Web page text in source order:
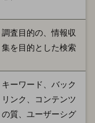
調査目的の、情報収
集を目的とした検索
キーワード、バック
リンク、コンテンツ
の質、ユーザーシグ